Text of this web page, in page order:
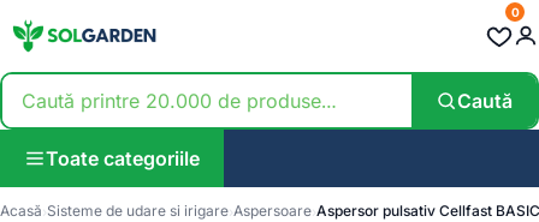
Caută
0
Toate categoriile
Acasă Sisteme de udare si irigare Aspersoare Aspersor pulsativ Cellfast BASIC